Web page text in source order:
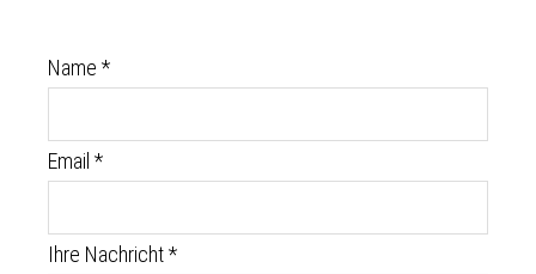
Name *
Email *
Ihre Nachricht*